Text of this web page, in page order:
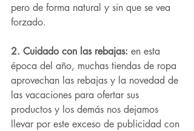
pero de forma natural y sin que se vea
forzado.
2. Cuidado con las rebajas: en esta
época del año, muchas tiendas de ropa
aprovechan las rebajas y la novedad de
las vacaciones para ofertar sus
productos y los demás nos dejamos
llevar por este exceso de publicidad con